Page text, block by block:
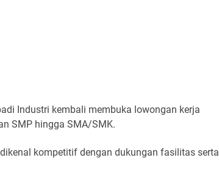
Industri kembali membuka lowongan kerja
SMP hingga SMA/SMK.
kompetitif dengan dukungan fasilitas serta